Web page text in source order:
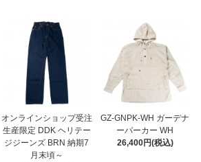
オンラインショップ受注
生産限定 DDK ヘリテー
ジジーンズ BRN 納期7
月末頃～
GZ-GNPK-WH ガーデナ
ーパーカー WH
26,400円(税込)